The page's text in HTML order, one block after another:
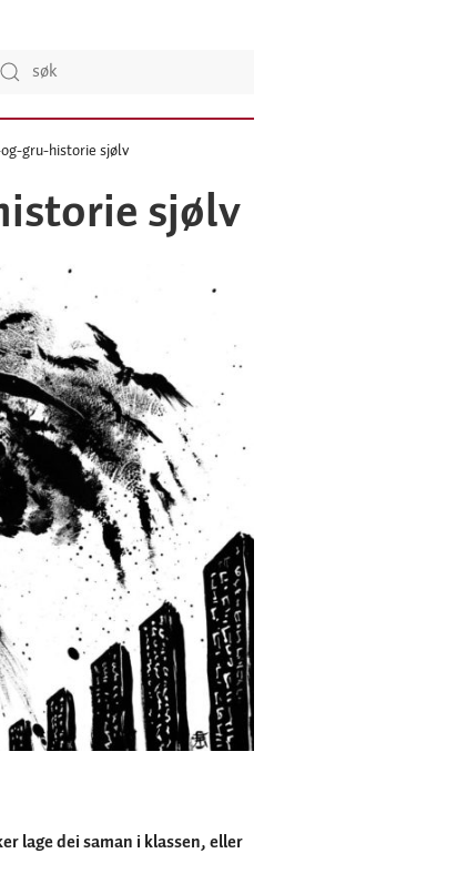
gru-historie sjølv
sjølv
lage dei saman i klassen, eller